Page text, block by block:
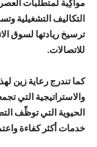
مواكِبة لمتطلبات
التكاليف التشغيلية
ترسيخ ريادتها لسوق
للاتصالات.
كما تندرج رعاية زين
والاستراتيجية التي
الحيوية التي توظّف
خدمات أكثر كفاءة